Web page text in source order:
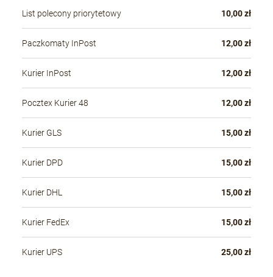
List polecony priorytetowy 10,00 zł
Paczkomaty InPost 12,00 zł
Kurier InPost 12,00 zł
Pocztex Kurier 48 12,00 zł
Kurier GLS 15,00 zł
Kurier DPD 15,00 zł
Kurier DHL 15,00 zł
Kurier FedEx 15,00 zł
Kurier UPS 25,00 zł